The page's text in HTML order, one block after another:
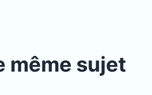
même sujet